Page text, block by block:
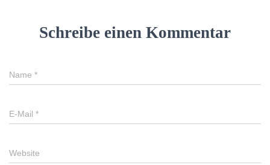
Schreibe einen Kommentar
Name *
E-Mail *
Website